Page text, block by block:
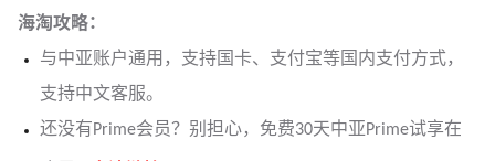
海淘攻略：
与中亚账户通用，支持国卡、支付宝等国内支付方式，
支持中文客服。
还没有Prime会员？别担心，免费30天中亚Prime试享在